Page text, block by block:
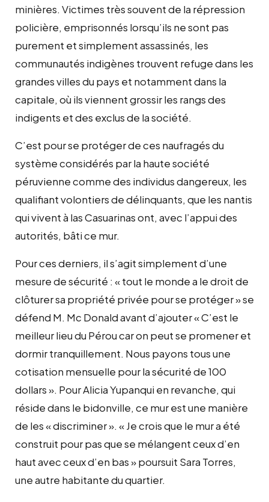
minières. Victimes très souvent de la répression
policière, emprisonnés lorsqu’ils ne sont pas
purement et simplement assassinés, les
communautés indigènes trouvent refuge dans les
grandes villes du pays et notamment dans la
capitale, où ils viennent grossir les rangs des
indigents et des exclus de la société.
C’est pour se protéger de ces naufragés du
système considérés par la haute société
péruvienne comme des individus dangereux, les
qualifiant volontiers de délinquants, que les nantis
qui vivent à las Casuarinas ont, avec l’appui des
autorités, bâti ce mur.
Pour ces derniers, il s’agit simplement d’une
mesure de sécurité : « tout le monde a le droit de
clôturer sa propriété privée pour se protéger » se
défend M. Mc Donald avant d’ajouter « C’est le
meilleur lieu du Pérou car on peut se promener et
dormir tranquillement. Nous payons tous une
cotisation mensuelle pour la sécurité de 100
dollars ». Pour Alicia Yupanqui en revanche, qui
réside dans le bidonville, ce mur est une manière
de les « discriminer ». « Je crois que le mur a été
construit pour pas que se mélangent ceux d’en
haut avec ceux d’en bas » poursuit Sara Torres,
une autre habitante du quartier.